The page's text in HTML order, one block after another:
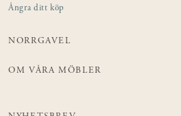
Ångra ditt köp
NORRGAVEL
OM VÅRA MÖBLER